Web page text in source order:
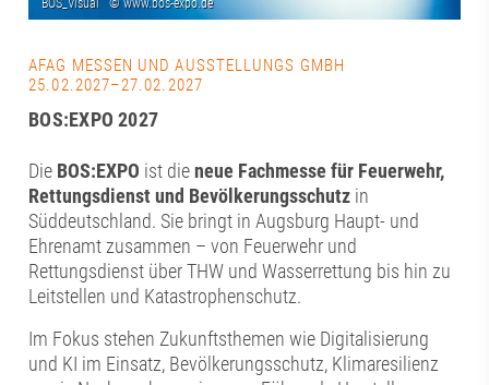
AFAG MESSEN UND AUSSTELLUNGS GMBH
25.02.2027–27.02.2027
BOS:EXPO 2027
Die BOS:EXPO ist dieneue Fachmesse für Feuerwehr,
Rettungsdienst und Bevölkerungsschutz in
Süddeutschland. Sie bringt in Augsburg Haupt- und
Ehrenamt zusammen – von Feuerwehr und
Rettungsdienst über THW und Wasserrettung bis hin zu
Leitstellen und Katastrophenschutz.
Im Fokus stehen Zukunftsthemen wie Digitalisierung
und KI im Einsatz, Bevölkerungsschutz, Klimaresilienz